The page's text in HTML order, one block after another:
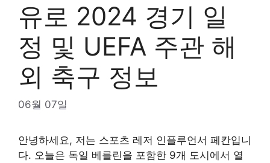
유로 2024 경기 일
정 및 UEFA 주관 해
외 축구 정보
06월 07일
안녕하세요, 저는 스포츠 레저 인플루언서 페칸입니
다. 오늘은 독일 베를린을 포함한 9개 도시에서 열